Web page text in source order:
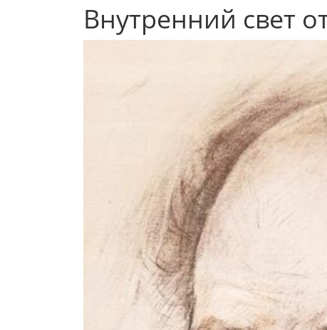
Внутренний свет